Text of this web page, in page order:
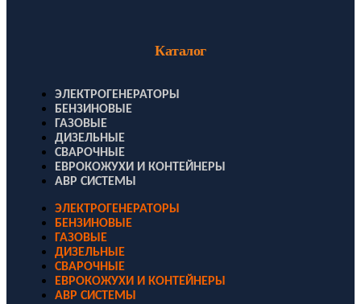
Каталог
ЭЛЕКТРОГЕНЕРАТОРЫ
БЕНЗИНОВЫЕ
ГАЗОВЫЕ
ДИЗЕЛЬНЫЕ
СВАРОЧНЫЕ
ЕВРОКОЖУХИ И КОНТЕЙНЕРЫ
АВР СИСТЕМЫ
ЭЛЕКТРОГЕНЕРАТОРЫ
БЕНЗИНОВЫЕ
ГАЗОВЫЕ
ДИЗЕЛЬНЫЕ
СВАРОЧНЫЕ
ЕВРОКОЖУХИ И КОНТЕЙНЕРЫ
АВР СИСТЕМЫ